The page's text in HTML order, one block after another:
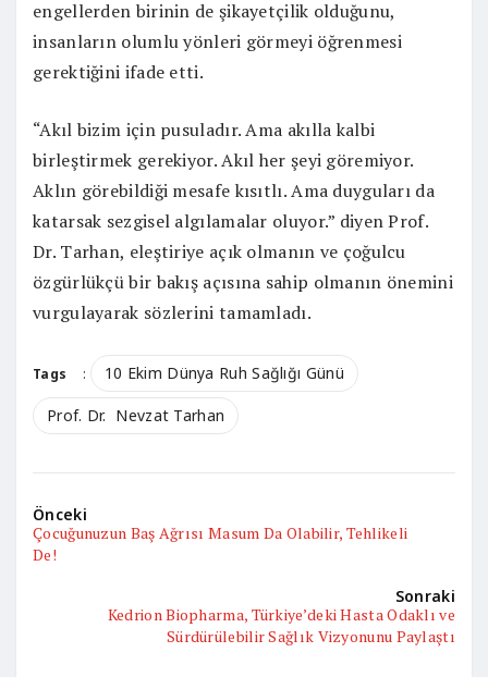
engellerden birinin de şikayetçilik olduğunu,
insanların olumlu yönleri görmeyi öğrenmesi
gerektiğini ifade etti.
“Akıl bizim için pusuladır. Ama akılla kalbi
birleştirmek gerekiyor. Akıl her şeyi göremiyor.
Aklın görebildiği mesafe kısıtlı. Ama duyguları da
katarsak sezgisel algılamalar oluyor.” diyen Prof.
Dr. Tarhan, eleştiriye açık olmanın ve çoğulcu
özgürlükçü bir bakış açısına sahip olmanın önemini
vurgulayarak sözlerini tamamladı.
Tags : 10 Ekim Dünya Ruh Sağlığı Günü
Prof. Dr. Nevzat Tarhan
Önceki
Çocuğunuzun Baş Ağrısı Masum Da Olabilir, Tehlikeli
De!
Sonraki
Kedrion Biopharma, Türkiye’deki Hasta Odaklı ve
Sürdürülebilir Sağlık Vizyonunu Paylaştı